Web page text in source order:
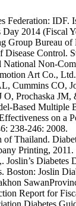
Federation: IDF.
2014 (Fiscal
Group Bureau
Disease Control.
Non-
Art Co.,
Cummins CO,
O, Prochaska JM,
Based Multiple
on a
238-246: 2008.
of Thailand.
Printing, 2011.
Joslin’s Diabetes
Boston: Joslin
Report for